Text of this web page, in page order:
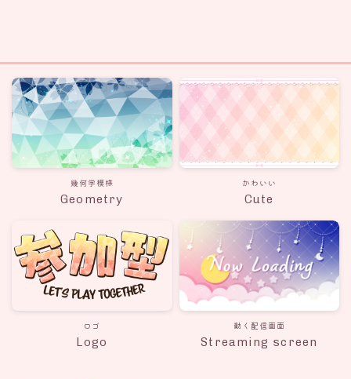
幾何学模様
Geometry
かわいい
Cute
ロゴ
Logo
動く配信画面
Streaming screen